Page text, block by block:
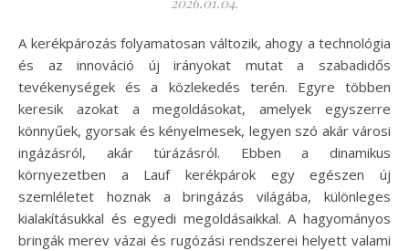
A kerékpározás folyamatosan változik, ahogy a technológia
és az innováció új irányokat mutat a szabadidős
tevékenységek és a közlekedés terén. Egyre többen
keresik azokat a megoldásokat, amelyek egyszerre
könnyűek, gyorsak és kényelmesek, legyen szó akár városi
ingázásról, akár túrázásról. Ebben a dinamikus
környezetben a Lauf kerékpárok egy egészen új
szemléletet hoznak a bringázás világába, különleges
kialakításukkal és egyedi megoldásaikkal. A hagyományos
bringák merev vázai és rugózási rendszerei helyett valami